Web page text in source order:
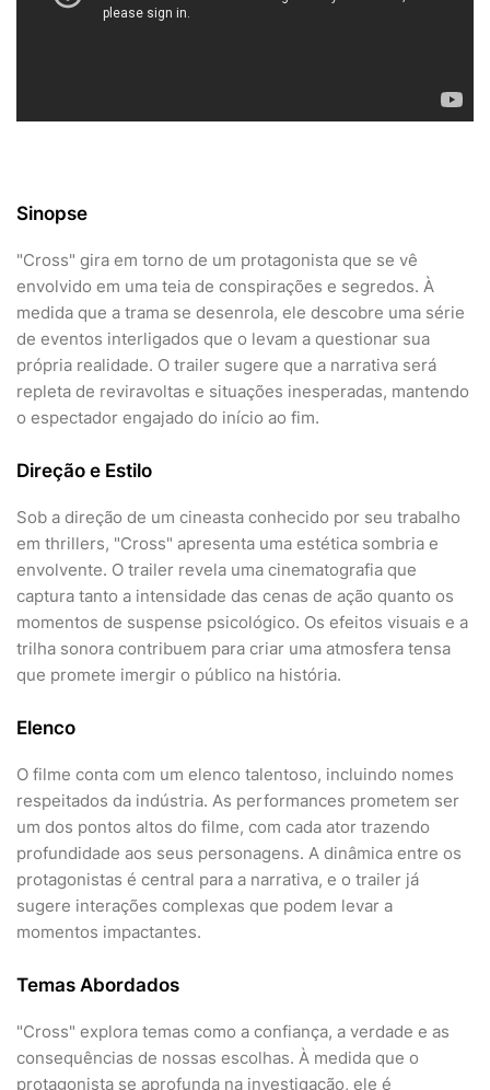
Sinopse
"Cross" gira em torno de um protagonista que se vê
envolvido em uma teia de conspirações e segredos. À
medida que a trama se desenrola, ele descobre uma série
de eventos interligados que o levam a questionar sua
própria realidade. O trailer sugere que a narrativa será
repleta de reviravoltas e situações inesperadas, mantendo
o espectador engajado do início ao fim.
Direção e Estilo
Sob a direção de um cineasta conhecido por seu trabalho
em thrillers, "Cross" apresenta uma estética sombria e
envolvente. O trailer revela uma cinematografia que
captura tanto a intensidade das cenas de ação quanto os
momentos de suspense psicológico. Os efeitos visuais e a
trilha sonora contribuem para criar uma atmosfera tensa
que promete imergir o público na história.
Elenco
O filme conta com um elenco talentoso, incluindo nomes
respeitados da indústria. As performances prometem ser
um dos pontos altos do filme, com cada ator trazendo
profundidade aos seus personagens. A dinâmica entre os
protagonistas é central para a narrativa, e o trailer já
sugere interações complexas que podem levar a
momentos impactantes.
Temas Abordados
"Cross" explora temas como a confiança, a verdade e as
consequências de nossas escolhas. À medida que o
protagonista se aprofunda na investigação, ele é